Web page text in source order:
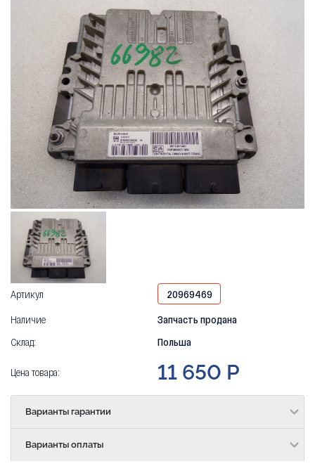
Артикул
20969469
Наличие
Запчасть продана
Склад:
Польша
Цена товара: 11 650 Р
Варианты гарантии
Варианты оплаты